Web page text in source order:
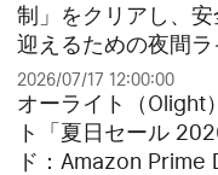
制」をクリアし、
迎えるための夜間ラ
ド
2026/07/17 12:00:00
オーライト（Olight
ト「夏日セール
ド：Amazon Prime